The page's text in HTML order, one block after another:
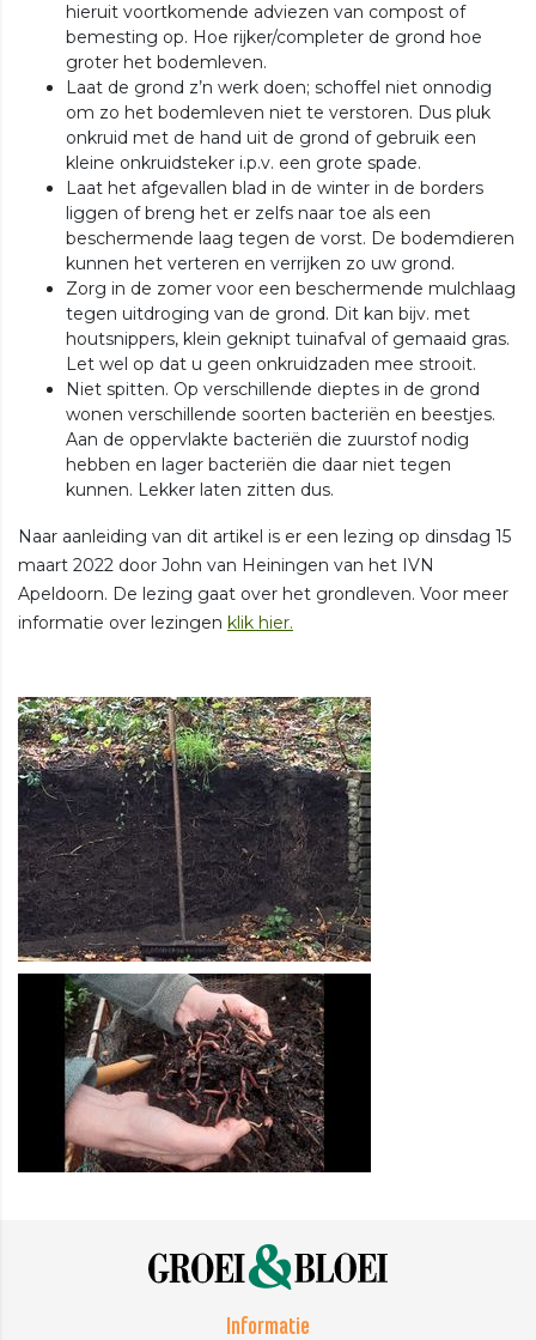
hieruit voortkomende adviezen van compost of
bemesting op. Hoe rijker/completer de grond hoe
groter het bodemleven.
Laat de grond z’n werk doen; schoffel niet onnodig
om zo het bodemleven niet te verstoren. Dus pluk
onkruid met de hand uit de grond of gebruik een
kleine onkruidsteker i.p.v. een grote spade.
Laat het afgevallen blad in de winter in de borders
liggen of breng het er zelfs naar toe als een
beschermende laag tegen de vorst. De bodemdieren
kunnen het verteren en verrijken zo uw grond.
Zorg in de zomer voor een beschermende mulchlaag
tegen uitdroging van de grond. Dit kan bijv. met
houtsnippers, klein geknipt tuinafval of gemaaid gras.
Let wel op dat u geen onkruidzaden mee strooit.
Niet spitten. Op verschillende dieptes in de grond
wonen verschillende soorten bacteriën en beestjes.
Aan de oppervlakte bacteriën die zuurstof nodig
hebben en lager bacteriën die daar niet tegen
kunnen. Lekker laten zitten dus.
Naar aanleiding van dit artikel is er een lezing op dinsdag 15
maart 2022 door John van Heiningen van het IVN
Apeldoorn. De lezing gaat over het grondleven. Voor meer
informatie over lezingen klik hier.
Informatie